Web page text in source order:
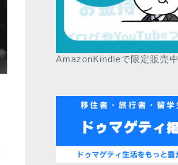
AmazonKindleで限定販売中